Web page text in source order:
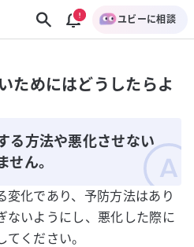
ユビーに相談
ためにはどうしたらよ
る方法や悪化させない
ん。
変化であり、予防方法はあり
ないようにし、悪化した際に
ください。